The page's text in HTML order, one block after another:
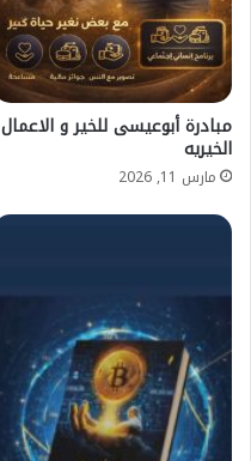
مبادرة أبوعيسى للخير و الاعمال
الخيريه
مارس 11, 2026